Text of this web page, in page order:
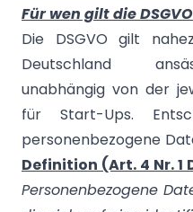
Für wen gilt die
Die DSGVO gilt
Deutschland
unabhängig von der
für Start-Ups.
personenbezogene
Definition (Art. 4 Nr. 1
Personenbezogene